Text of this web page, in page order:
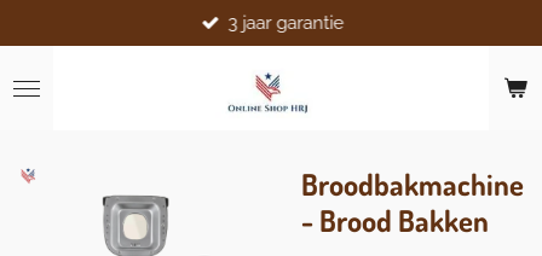
direct
naar
de
3 jaar garantie
Broodbakmachine
- Brood Bakken